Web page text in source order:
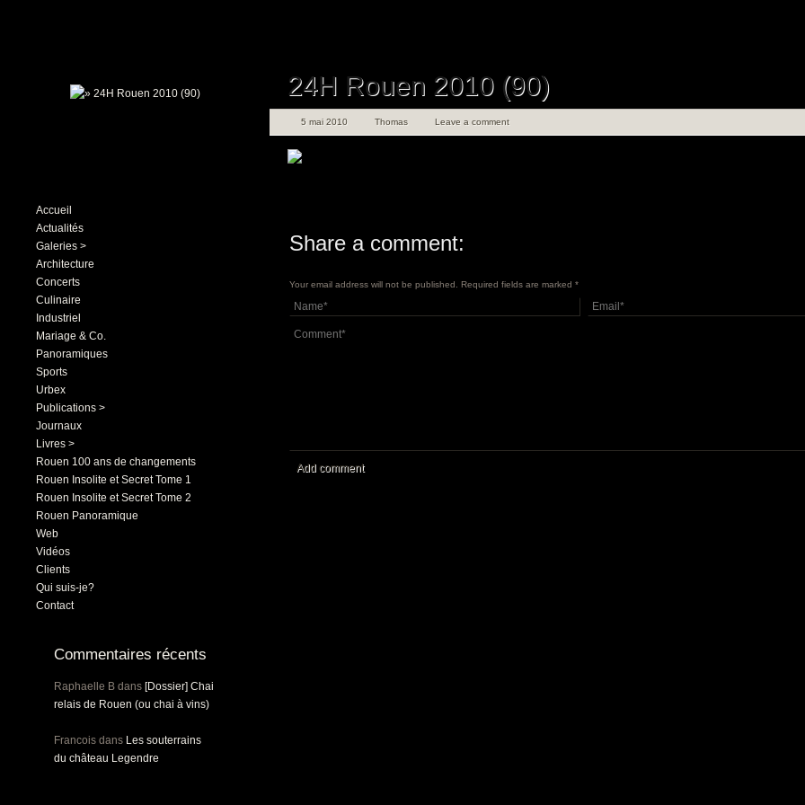
Accueil
Actualités
Galeries >
Architecture
Concerts
Culinaire
Industriel
Mariage & Co.
Panoramiques
Sports
Urbex
Publications >
Journaux
Livres >
Rouen 100 ans de changements
Rouen Insolite et Secret Tome 1
Rouen Insolite et Secret Tome 2
Rouen Panoramique
Web
Vidéos
Clients
Qui suis-je?
Contact
Commentaires récents
Raphaelle B dans [Dossier] Chai
relais de Rouen (ou chai à vins)
Francois dans Les souterrains
du château Legendre
24H Rouen 2010 (90)
5 mai 2010 Thomas Leave a comment
Share a comment:
Your email address will not be published. Required fields are marked *
Add comment